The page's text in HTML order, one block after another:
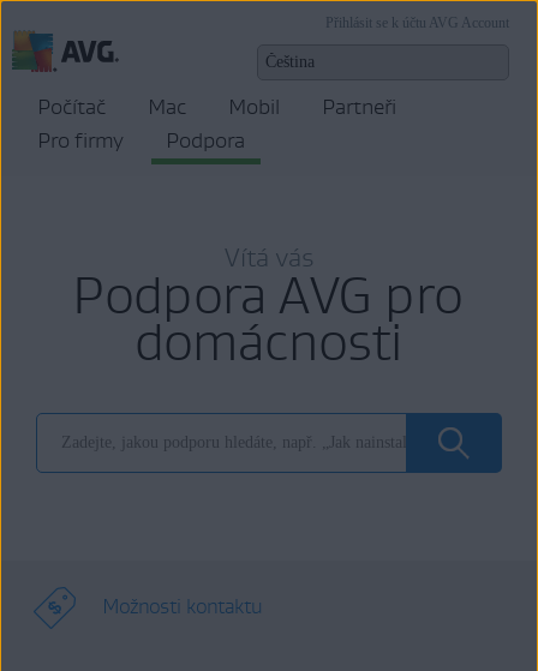
Přihlásit se k účtu AVG Account
Počítač Mac Mobil
Partneři
Pro firmy
Podpora
Vítá vás
Podpora AVG pro
domácnosti
Možnosti kontaktu